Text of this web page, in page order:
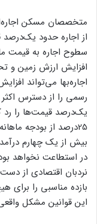
متخصصان مسکن
از اجاره حدود
سطوح اجاره به قیمت
افزایش ارزش زمین و
اجاره‌‌‌‌بها می‌تواند
رسمی را از دسترس اکثر
یک‌درصد قیمت‌ها را رد
25درصد از بودجه
بیش از یک چهارم
در استطاعت نخواهد
نردبان اقتصادی از
بازده مناسبی را برای
این قوانین مشکل